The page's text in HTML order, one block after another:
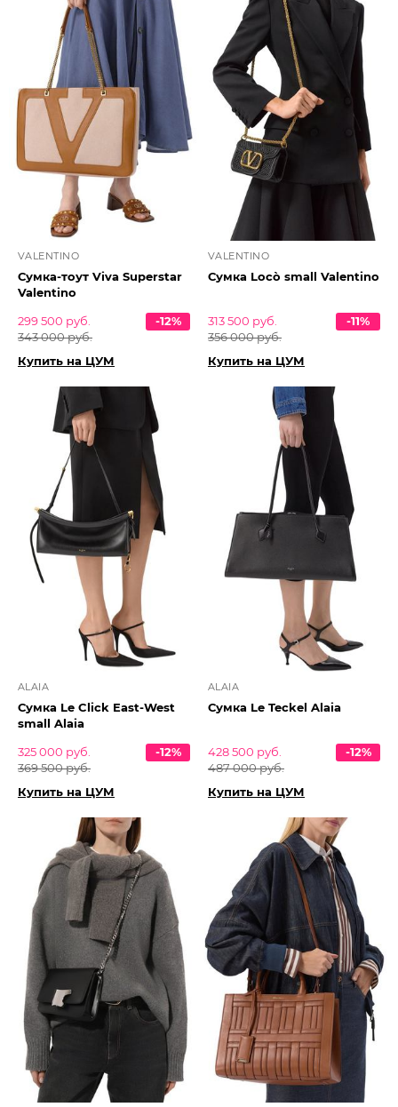
VALENTINO
Сумка-тоут Viva Superstar
Valentino
299 500 руб.
343 000 руб.
-12%
Купить на ЦУМ
VALENTINO
Сумка Locò small Valentino
313 500 руб.
356 000 руб.
-11%
Купить на ЦУМ
ALAIA
Сумка Le Click East-West
small Alaia
325 000 руб.
369 500 руб.
-12%
Купить на ЦУМ
ALAIA
Сумка Le Teckel Alaia
428 500 руб.
487 000 руб.
-12%
Купить на ЦУМ